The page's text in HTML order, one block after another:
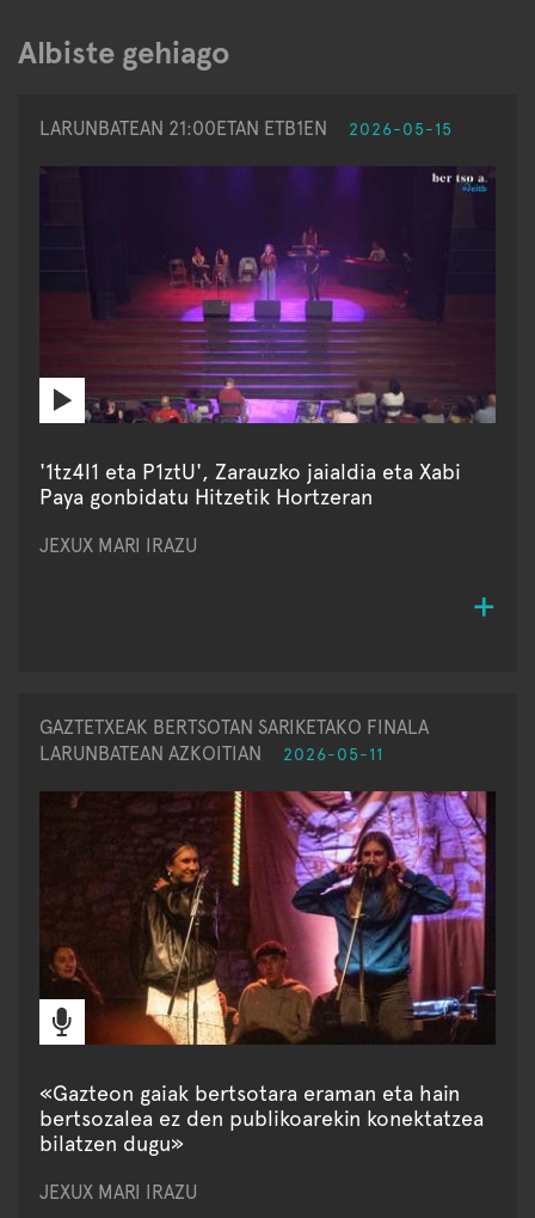
Albiste gehiago
LARUNBATEAN 21:00ETAN ETB1EN 2026-05-15
'1tz4l1 eta P1ztU', Zarauzko jaialdia eta Xabi
Paya gonbidatu Hitzetik Hortzeran
JEXUX MARI IRAZU
GAZTETXEAK BERTSOTAN SARIKETAKO FINALA
LARUNBATEAN AZKOITIAN
2026-05-11
«Gazteon gaiak bertsotara eraman eta hain
bertsozalea ez den publikoarekin konektatzea
bilatzen dugu»
JEXUX MARI IRAZU